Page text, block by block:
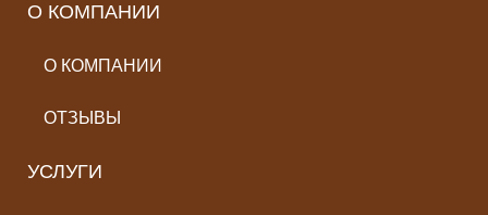
О КОМПАНИИ
О КОМПАНИИ
ОТЗЫВЫ
УСЛУГИ